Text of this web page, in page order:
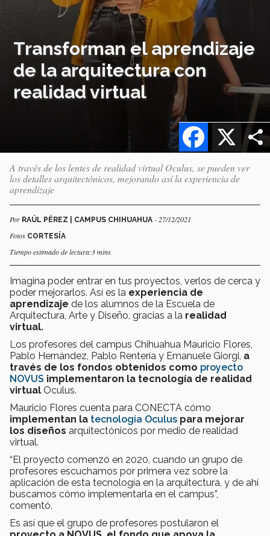
Transforman el aprendizaje
de la arquitectura con
realidad virtual
X
Facebook
A través de los lentes de realidad virtual Oculus, se pueden ver
los detalles arquitectónicos, mejorando así la experiencia de
aprendizaje
Por RAÚL PÉREZ | CAMPUS CHIHUAHUA - 27/12/2021
Fotos CORTESÍA
Tiempo estimado de lectura:3 mins
Imagina poder entrar en tus proyectos, verlos de cerca y
poder mejorarlos. Así es la experiencia de
aprendizaje de los alumnos de la Escuela de
Arquitectura, Arte y Diseño, gracias a la realidad
virtual.
Los profesores del campus Chihuahua Mauricio Flores,
Pablo Hernández, Pablo Rentería y Emanuele Giorgi, a
través de los fondos obtenidos como proyecto
NOVUS implementaron la tecnología de realidad
virtual Oculus.
Mauricio Flores cuenta para CONECTA cómo
implementan la tecnología Oculus para mejorar
los diseños arquitectónicos por medio de realidad
virtual.
“El proyecto comenzó en 2020, cuando un grupo de
profesores escuchamos por primera vez sobre la
aplicación de esta tecnología en la arquitectura, y de ahí
buscamos cómo implementarla en el campus”,
comentó.
Es así que el grupo de profesores postularon el